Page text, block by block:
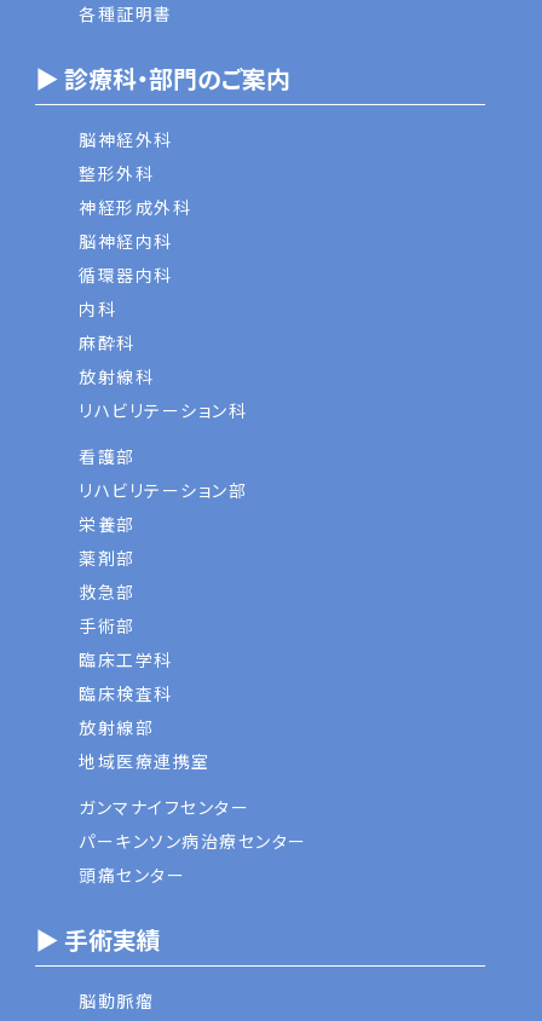
各種証明書
▶ 診療科・部門のご案内
脳神経外科
整形外科
神経形成外科
脳神経内科
循環器内科
内科
麻酔科
放射線科
リハビリテーション科
看護部
リハビリテーション部
栄養部
薬剤部
救急部
手術部
臨床工学科
臨床検査科
放射線部
地域医療連携室
ガンマナイフセンター
パーキンソン病治療センター
頭痛センター
▶ 手術実績
脳動脈瘤